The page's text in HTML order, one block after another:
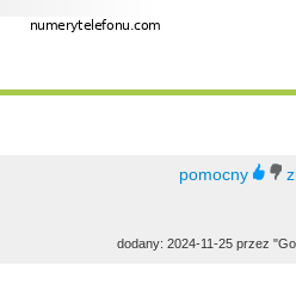
dodany: 2024-11-25 przez